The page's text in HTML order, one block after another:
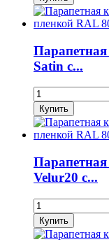
Satin с...
Velur20 с...